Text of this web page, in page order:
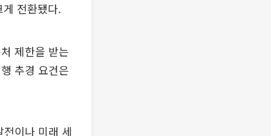
전환됐다.
제한을 받는
추경 요건은
이나 미래 세